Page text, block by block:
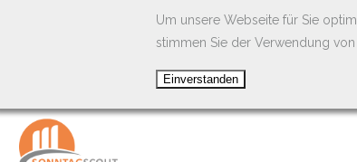
Um unsere Webseite für Sie
stimmen Sie der Verwendung von